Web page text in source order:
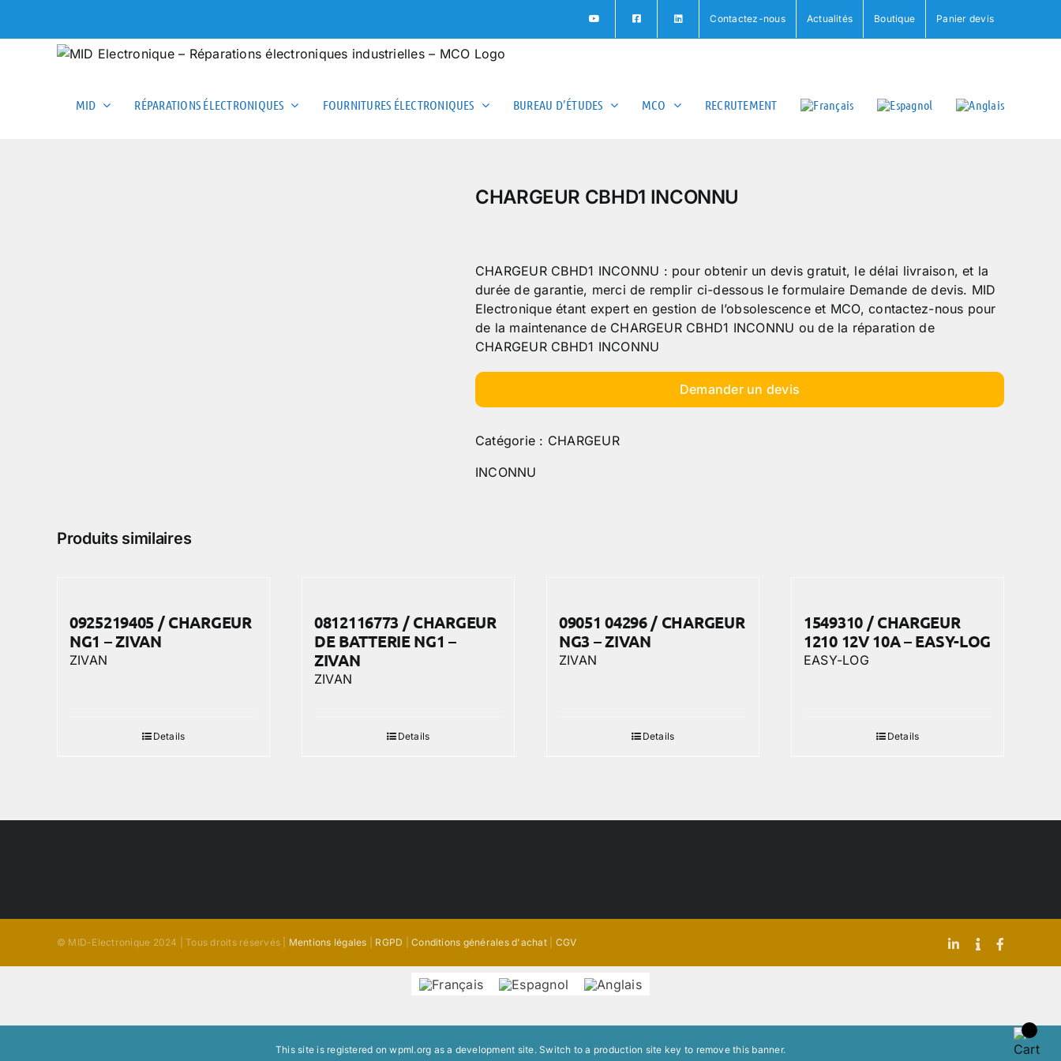
Contactez-nous Actualités Boutique Panier devis
MID RÉPARATIONS ÉLECTRONIQUES FOURNITURES ÉLECTRONIQUES BUREAU D’ÉTUDES MCO RECRUTEMENT
CHARGEUR CBHD1 INCONNU
CHARGEUR CBHD1 INCONNU : pour obtenir un devis gratuit, le délai livraison, et la
durée de garantie, merci de remplir ci-dessous le formulaire Demande de devis. MID
Electronique étant expert en gestion de l’obsolescence et MCO, contactez-nous pour
de la maintenance de CHARGEUR CBHD1 INCONNU ou de la réparation de
CHARGEUR CBHD1 INCONNU
Demander un devis
Catégorie : CHARGEUR
INCONNU
Produits similaires
0925219405 / CHARGEUR
NG1 – ZIVAN
ZIVAN
Details
0812116773 / CHARGEUR
DE BATTERIE NG1 –
ZIVAN
ZIVAN
Details
09051 04296 / CHARGEUR
NG3 – ZIVAN
ZIVAN
Details
1549310 / CHARGEUR
1210 12V 10A – EASY-LOG
EASY-LOG
Details
© MID-Electronique 2024 | Tous droits réservés | Mentions légales RGPD |Conditions générales d'achat| CGV LinkedIn
Indeed
This site is registered onwpml.org as a development site. Switch to a production site key to remove this banner.